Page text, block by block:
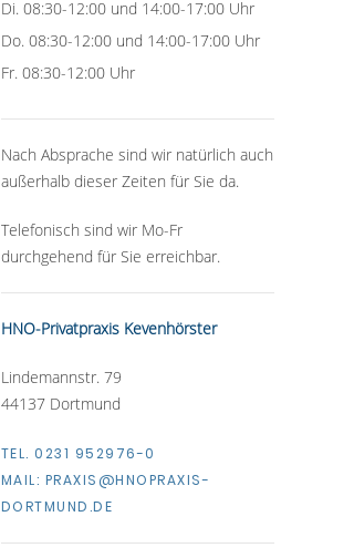
Di. 08:30-12:00 und 14:00-17:00 Uhr
Do. 08:30-12:00 und 14:00-17:00 Uhr
Fr. 08:30-12:00 Uhr
Nach Absprache sind wir natürlich auch
außerhalb dieser Zeiten für Sie da.
Telefonisch sind wir Mo-Fr
durchgehend für Sie erreichbar.
HNO-Privatpraxis Kevenhörster
Lindemannstr. 79
44137 Dortmund
TEL. 0231 952976-0
MAIL: PRAXIS@HNOPRAXIS-
DORTMUND.DE